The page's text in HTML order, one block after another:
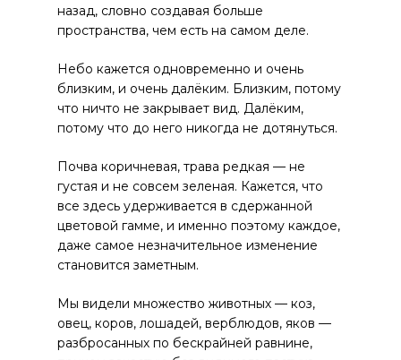
назад, словно создавая больше
пространства, чем есть на самом деле.
Небо кажется одновременно и очень
близким, и очень далёким. Близким, потому
что ничто не закрывает вид. Далёким,
потому что до него никогда не дотянуться.
Почва коричневая, трава редкая — не
густая и не совсем зеленая. Кажется, что
все здесь удерживается в сдержанной
цветовой гамме, и именно поэтому каждое,
даже самое незначительное изменение
становится заметным.
Мы видели множество животных — коз,
овец, коров, лошадей, верблюдов, яков —
разбросанных по бескрайней равнине,